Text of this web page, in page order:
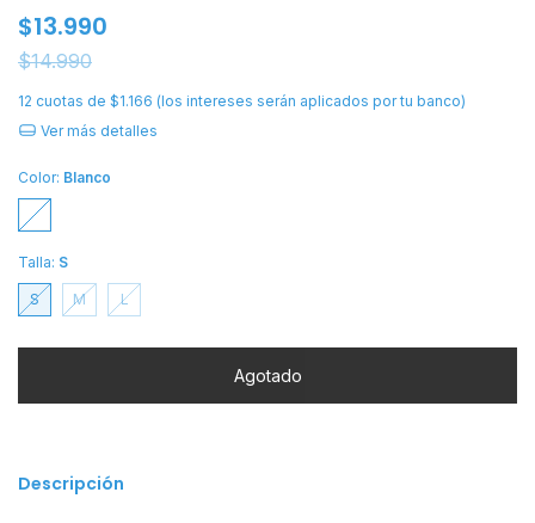
$13.990
$14.990
12 cuotas de $1.166 (los intereses serán aplicados por tu banco)
Ver más detalles
Color: Blanco
Talla: S
S M L
Descripción